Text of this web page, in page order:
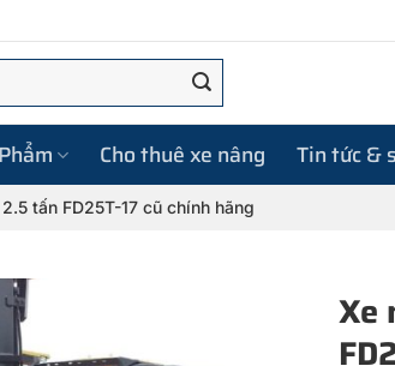
Cho thuê xe nâng Tin tức &
tấn FD25T-17 cũ chính hãng
Xe